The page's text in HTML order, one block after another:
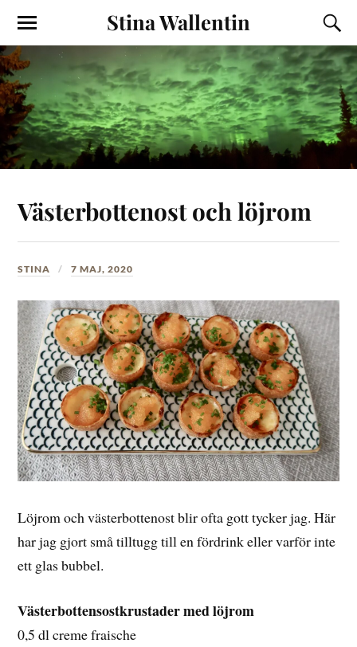
Stina Wallentin
Västerbottenost och löjrom
STINA 7 MAJ, 2020
Löjrom och västerbottenost blir ofta gott tycker jag. Här
har jag gjort små tilltugg till en fördrink eller varför inte
ett glas bubbel.
Västerbottensostkrustader med löjrom
0,5 dl creme fraische